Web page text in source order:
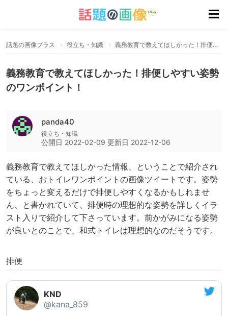
話題の画像プラス 役立ち・知識 義務教育で教えてほしかった！排便しやすい姿勢のワンポイント！
義務教育で教えてほしかった！排便しやすい姿勢
のワンポイント！
panda40
役立ち・知識
公開日 2022-02-09 更新日 2022-12-06
義務教育で教えてほしかった情報、ということで紹介され
ている、おトイレワンポイントの画像ツイートです。姿勢
をちょっと変えるだけで排便しやすくなるかもしれませ
ん、と書かれていて、排便時の理想的な姿勢を詳しくイラ
スト入りで紹介して下さっています。前かがみになる姿勢
が良いとのことで、和式トイレは理想的なのだそうです。
排便
KND
@kana_859